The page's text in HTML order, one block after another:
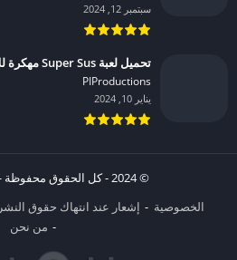
سبتمبر 12, 2024
تحميل لعبة Super Sus مهكرة للاندرويد 2024
PIProductions‏
يناير 10, 2024
© 2024 - كل الحقوق محفوظة -
الخصوصية
إشعار عند انتهاك حقوق النشر DMCA
من نحن